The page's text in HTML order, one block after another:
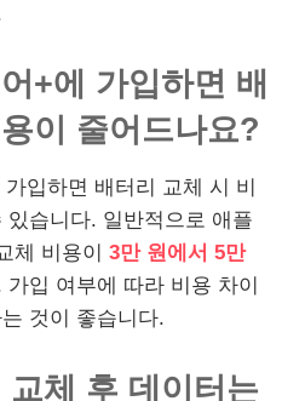
+에 가입하면 배
이 줄어드나요?
입하면 배터리 교체 시 비
있습니다. 일반적으로 애플
체 비용이 3만 원에서 5만
입 여부에 따라 비용 차이
것이 좋습니다.
교체 후 데이터는